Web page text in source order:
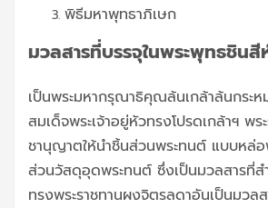
พิธีมหาพุทธาภิเษก
มวลสารที่บรรจุในพระพุทธชินสี
เป็นพระมหากรุณาธิคุณล้นเกล้าล้นกระ
สมเด็จพระเจ้าอยู่หัวทรงโปรดเกล้าฯ พร
ชานุญาตให้นำชิ้นส่วนพระทนต์ แบบหล่อ
ส่วนวัสดุอุดพระทนต์ ซึ่งเป็นมวลสารที่
ทรงพระราชทานผงจิตรลดาอันเป็นมวล